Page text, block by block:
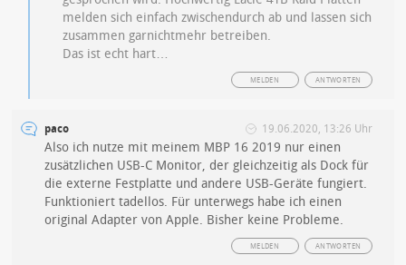
melden sich einfach zwischendurch ab und lassen sich
zusammen garnichtmehr betreiben.
Das ist echt hart…
ANTWORTEN
MELDEN
paco 19.06.2020, 13:26 Uhr
Also ich nutze mit meinem MBP 16 2019 nur einen
zusätzlichen USB-C Monitor, der gleichzeitig als Dock für
die externe Festplatte und andere USB-Geräte fungiert.
Funktioniert tadellos. Für unterwegs habe ich einen
original Adapter von Apple. Bisher keine Probleme.
ANTWORTEN
MELDEN